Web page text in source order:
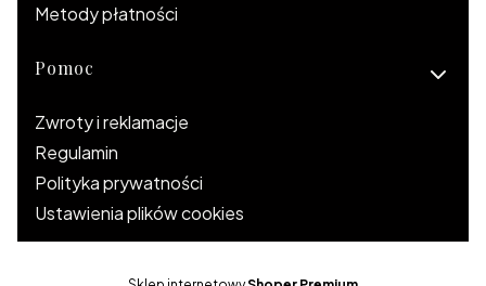
Metody płatności
Pomoc
Zwroty i reklamacje
Regulamin
Polityka prywatności
Ustawienia plików cookies